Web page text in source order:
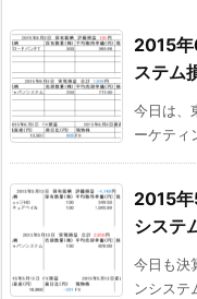
2015
ステム
今日は、
ーケティ
2015年
システ
今日も決
ンシステ